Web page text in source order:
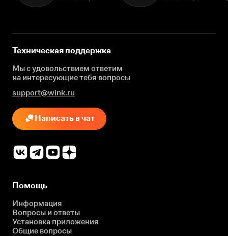
Техническая поддержка
Мы с удовольствием ответим
на интересующиетебя вопросы
support@wink.ru
Написать в чат
Помощь
Информация
Вопросы и ответы
Установка приложения
Общие вопросы